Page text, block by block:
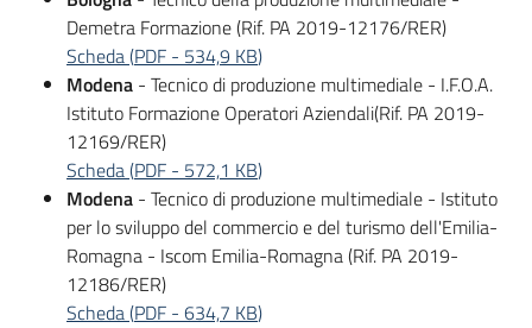
Demetra Formazione (Rif. PA 2019-12176/RER)
Scheda(PDF - 534,9 KB)
Modena - Tecnico di produzione multimediale - I.F.O.A.
Istituto Formazione Operatori Aziendali(Rif. PA 2019-
12169/RER)
Scheda(PDF - 572,1 KB)
Modena - Tecnico di produzione multimediale - Istituto
per lo sviluppo del commercio e del turismo dell'Emilia-
Romagna - Iscom Emilia-Romagna (Rif. PA 2019-
12186/RER)
Scheda(PDF - 634,7 KB)